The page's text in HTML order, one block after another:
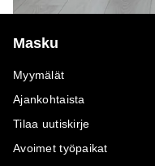
Masku
Myymälät
Ajankohtaista
Tilaa uutiskirje
Avoimet työpaikat